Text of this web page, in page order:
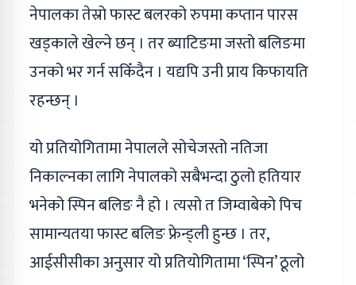
नेपालका तेस्रो फास्ट बलरको रुपमा कप्तान पारस
खड्काले खेल्ने छन् । तर ब्याटिङमा जस्तो बलिङमा
उनको भर गर्न सकिँदैन । यद्यपि उनी प्राय किफायति
रहन्छन् ।
यो प्रतियोगितामा नेपालले सोचेजस्तो नतिजा
निकाल्नका लागि नेपालको सबैभन्दा ठुलो हतियार
भनेको स्पिन बलिङ नै हो । त्यसो त जिम्वाबेको पिच
सामान्यतया फास्ट बलिङ फ्रेन्ड्ली हुन्छ । तर,
आईसीसीका अनुसार यो प्रतियोगितामा ‘स्पिन’ ठूलो